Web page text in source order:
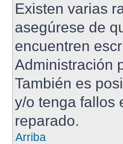
Existen varias
asegúrese de
encuentren
Administración
También es
y/o tenga fallos
reparado.
Arriba